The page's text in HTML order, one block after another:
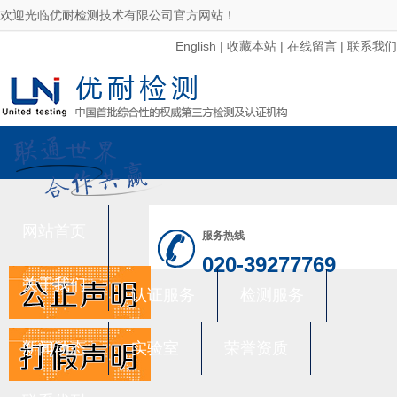
欢迎光临优耐检测技术有限公司官方网站！
English | 收藏本站 | 在线留言 | 联系我们
服务热线
020-39277769
关于我们
认证服务
新闻动态 实验室